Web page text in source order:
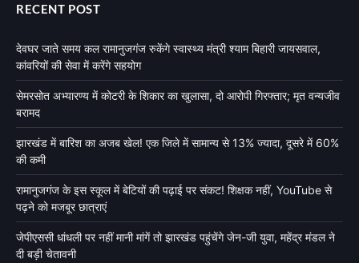
RECENT POST
देवघर जाते समय कल रामानुजगंज रुकेंगे स्वास्थ्य मंत्री श्याम बिहारी जायसवाल,
कांवरियों की सेवा में करेंगे सहयोग
सेमरसोत अभ्यारण्य में कोटरी के शिकार का खुलासा, दो आरोपी गिरफ्तार; मृत वन्यजीव
बरामद
झारखंड में बारिश का अजब खेल! एक जिले में सामान्य से 13% ज्यादा, दूसरे में 60%
की कमी
रामानुजगंज के इस स्कूल में बेटियों की पढ़ाई पर संकट! शिक्षक नहीं, YouTube से
पढ़ने को मजबूर छात्राएं
जेपीएससी धांधली पर नहीं मानी मांगें तो झारखंड पहुंचेंगे जेन-जी युवा, महेंद्र मंडल ने
दी बड़ी चेतावनी